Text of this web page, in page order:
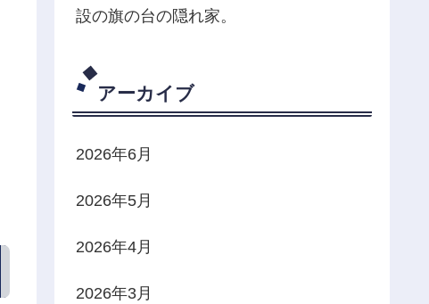
設の旗の台の隠れ家。
アーカイブ
2026年6月
2026年5月
2026年4月
2026年3月